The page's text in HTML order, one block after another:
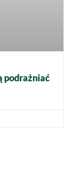
podrażniać